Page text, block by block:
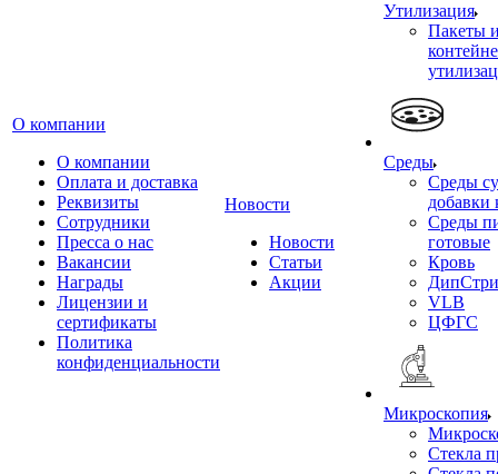
О компании
О компании
Оплата и доставка
Реквизиты
Сотрудники
Пресса о нас
Вакансии
Награды
Лицензии и
сертификаты
Политика
конфиденциальности
Новости
Новости
Статьи
Акции
Утилизация
Пакеты
Среды
Среды
добавки
Среды
готовые
Кровь
VLB
ЦФГС
Микроскопия
Стекла